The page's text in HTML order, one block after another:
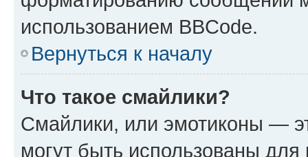
использованием BBCode.
Вернуться к началу
Что такое смайлики?
Смайлики, или эмотиконы —
могут быть использованы